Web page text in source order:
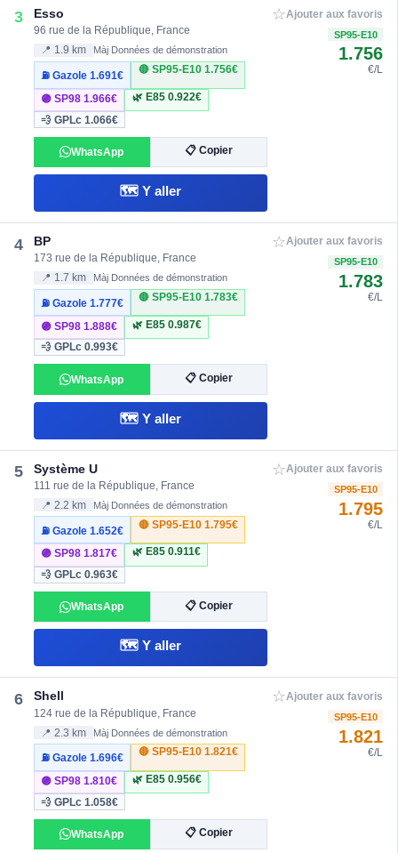
3 Esso
96 rue de la République, France
📍 1.9 km Màj Données de démonstration
⛽ Gazole1.691€
🔴 SP95-E10 1.756€
🟣 SP981.966€ 🌿 E85 0.922€
💨 GPLc1.066€
WhatsApp 📋 Copier
🗺️ Y aller
☆Ajouter aux favoris
SP95-E10
1.756
€/L
4 BP
173 rue de la République, France
📍 1.7 km Màj Données de démonstration
⛽ Gazole1.777€
🔴 SP95-E10 1.783€
🟣 SP981.888€ 🌿 E85 0.987€
💨 GPLc0.993€
WhatsApp 📋 Copier
🗺️ Y aller
☆Ajouter aux favoris
SP95-E10
1.783
€/L
5 Système U
111 rue de la République, France
📍 2.2 km Màj Données de démonstration
⛽ Gazole1.652€
🔴 SP95-E10 1.795€
🟣 SP981.817€ 🌿 E85 0.911€
💨 GPLc0.963€
WhatsApp 📋 Copier
🗺️ Y aller
☆Ajouter aux favoris
SP95-E10
1.795
€/L
6 Shell
124 rue de la République, France
📍 2.3 km Màj Données de démonstration
⛽ Gazole1.696€
🔴 SP95-E10 1.821€
🟣 SP981.810€ 🌿 E85 0.956€
💨 GPLc1.058€
WhatsApp 📋 Copier
☆Ajouter aux favoris
SP95-E10
1.821
€/L